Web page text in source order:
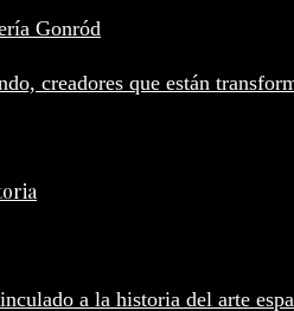
Gonród